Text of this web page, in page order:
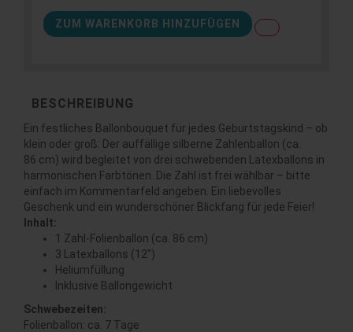
ZUM WARENKORB HINZUFÜGEN
BESCHREIBUNG
Ein festliches Ballonbouquet für jedes Geburtstagskind – ob
klein oder groß: Der auffällige silberne Zahlenballon (ca.
86 cm) wird begleitet von drei schwebenden Latexballons in
harmonischen Farbtönen. Die Zahl ist frei wählbar – bitte
einfach im Kommentarfeld angeben. Ein liebevolles
Geschenk und ein wunderschöner Blickfang für jede Feier!
Inhalt:
1 Zahl-Folienballon (ca. 86 cm)
3 Latexballons (12")
Heliumfüllung
Inklusive Ballongewicht
Schwebezeiten:
Folienballon: ca. 7 Tage